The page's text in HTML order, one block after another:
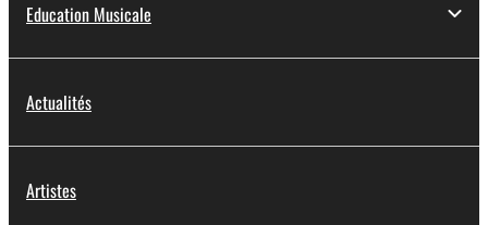
désormais également en
Education Musicale
Actualités
Artistes